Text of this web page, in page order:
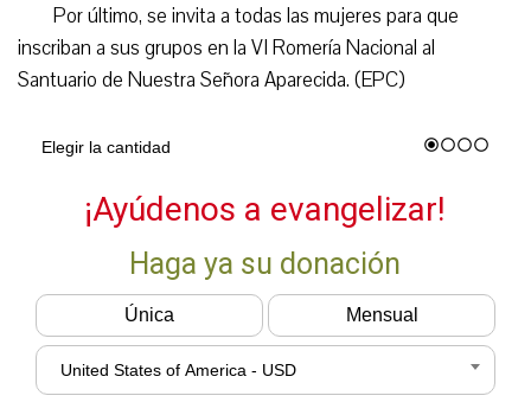
Por último, se invita a todas las mujeres para que
inscriban a sus grupos en la VI Romería Nacional al
Santuario de Nuestra Señora Aparecida. (EPC)